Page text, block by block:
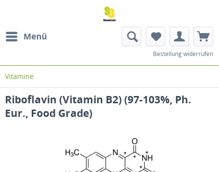
Menü
Bestellung widerrufen
Vitamine
Riboflavin (Vitamin B2) (97-103%, Ph.
Eur., Food Grade)